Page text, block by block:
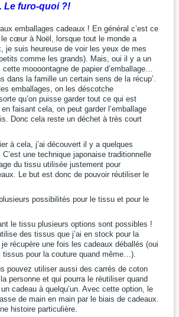
Le furo-quoi ?!
emballages cadeaux ! En général c’est ce
cœur à Noël, lorsque tout le monde a
je suis heureuse de voir les yeux de mes
comme les grands). Mais, oui il y a un
moooontagne de papier d’emballage…
dans la famille un certain sens de la récup’.
emballages, on les déscotche
qu’on puisse garder tout ce qui est
faisant cela, on peut garder l’emballage
Donc cela reste un déchet à très court
j’ai découvert il y a quelques
une technique japonaise traditionnelle
du tissu utilisée justement pour
Le but est donc de pouvoir réutiliser le
possibilités pour le tissu et pour le
plusieurs options sont possibles !
des tissus que j’ai en stock pour la
récupère une fois les cadeaux déballés (oui
pour la couture quand même…).
utiliser aussi des carrés de coton
personne et qui pourra le réutiliser quand
cadeau à quelqu’un. Avec cette option, le
de main en main par le biais de cadeaux.
histoire particulière.